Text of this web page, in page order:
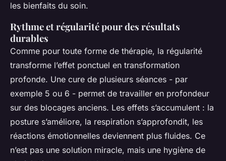
les bienfaits du soin.
Rythme et régularité pour des résultats
durables
Comme pour toute forme de thérapie, la régularité
transforme l’effet ponctuel en transformation
profonde. Une cure de plusieurs séances - par
exemple 5 ou 6 - permet de travailler en profondeur
sur des blocages anciens. Les effets s’accumulent : la
posture s’améliore, la respiration s’approfondit, les
réactions émotionnelles deviennent plus fluides. Ce
n’est pas une solution miracle, mais une hygiène de